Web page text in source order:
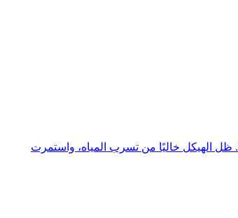
اجتاز خزانة المقاومات المصنوعة من الفولاذ المقاوم للصدأ SIKES (10 كيلوواط، 16 أوم، IP65) اختبار مقاومة الماء IPX5 بنجاح وفقًا لمعيار IEC 60529. ظل الهيكل خاليًا من تسرب المياه، واستمرت